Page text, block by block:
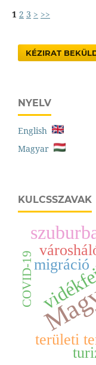
1 2 3 > >>
KÉZIRAT
NYELV
English
Magyar
KULCSSZAVAK
területi
migráció
COVID-19